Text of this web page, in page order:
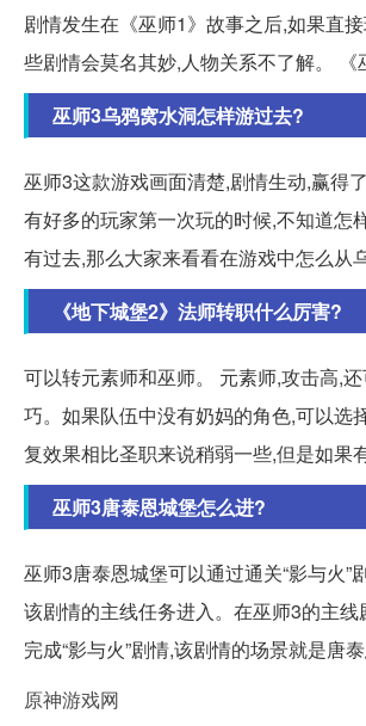
剧情发生在《巫师1》故事之后,如果直
些剧情会莫名其妙,人物关系不了解。 《
巫师3乌鸦窝水洞怎样游过去?
巫师3这款游戏画面清楚,剧情生动,赢得
有好多的玩家第一次玩的时候,不知道怎
有过去,那么大家来看看在游戏中怎么从
《地下城堡2》法师转职什么厉害?
可以转元素师和巫师。 元素师,攻击高,
巧。如果队伍中没有奶妈的角色,可以选
复效果相比圣职来说稍弱一些,但是如果
巫师3唐泰恩城堡怎么进?
巫师3唐泰恩城堡可以通过通关“影与火”
该剧情的主线任务进入。在巫师3的主
完成“影与火”剧情,该剧情的场景就是唐泰
原神游戏网